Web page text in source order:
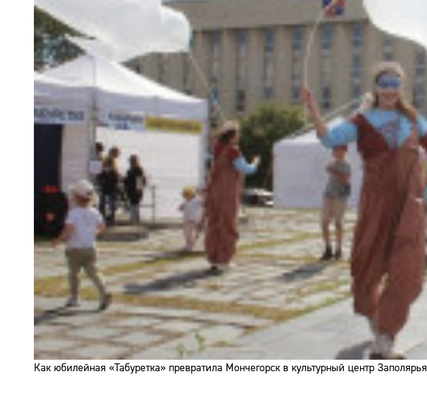
Как юбилейная «Табуретка» превратила Мончегорск в культурный центр Заполярья